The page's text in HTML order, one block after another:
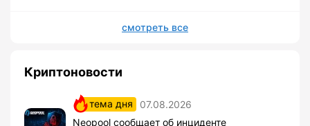
смотреть все
Криптоновости
тема дня
07.08.2026
Neopool сообщает об инциденте